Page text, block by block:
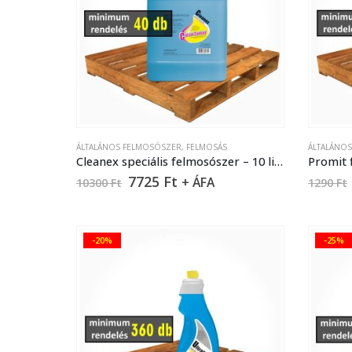
ÁLTALÁNOS FELMOSÓSZER, FELMOSÁS
Cleanex speciális felmosószer – 10 liter
10300Ft 7725 Ft + ÁFA
Promit
1290Ft
-20% -25%